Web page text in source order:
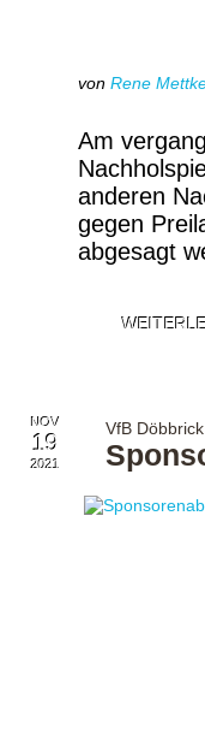
von Rene
Am
anderen
gegen
abgesagt
NOV
19
2021
VfB Döbbrick